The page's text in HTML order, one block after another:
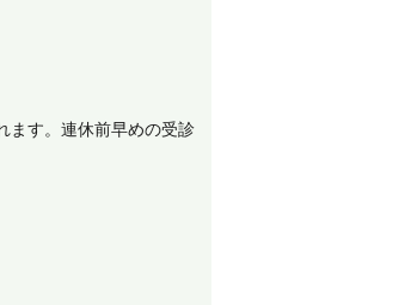
ます。連休前早めの受診